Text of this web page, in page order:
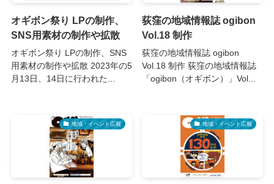
オギボン祭り LPの制作、
SNS用素材の制作や拡散
オギボン祭り LPの制作、SNS
用素材の制作や拡散 2023年の5
月13日、14日に行われた...
荻窪の地域情報誌 ogibon
Vol.18 制作
荻窪の地域情報誌 ogibon
Vol.18 制作 荻窪の地域情報誌
「ogibon（オギボン）」Vol...
地域・イベント広報 地域・イベント広報